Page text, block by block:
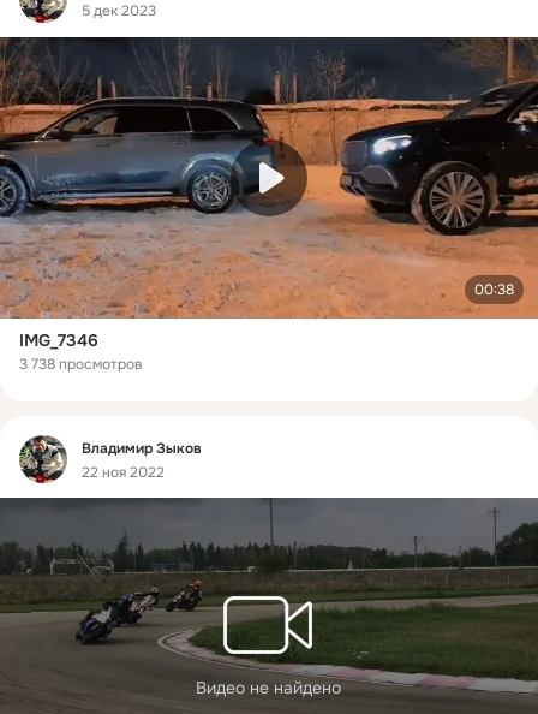
5 дек 2023
00:38
IMG_7346
3 738 просмотров
Фид
Владимир Зыков
22 ноя 2022
Видео не найдено